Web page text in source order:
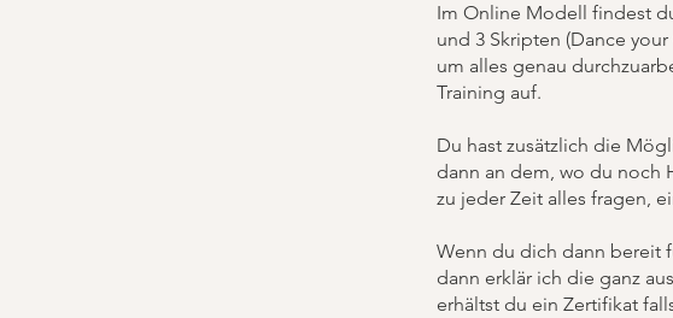
Im Online Modell findest
und 3 Skripten (Dance
um alles genau
Training auf.
Du hast zusätzlich die
dann an dem, wo du noch
zu jeder Zeit alles fragen,
Wenn du dich dann bereit
dann erklär ich die ganz
erhältst du ein Zertifikat